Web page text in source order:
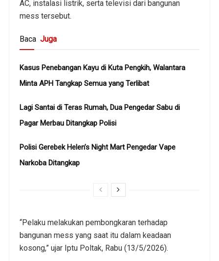
AC, instalasi listrik, serta televisi dari bangunan
mess tersebut.
Baca Juga
Kasus Penebangan Kayu di Kuta Pengkih, Walantara
Minta APH Tangkap Semua yang Terlibat
Lagi Santai di Teras Rumah, Dua Pengedar Sabu di
Pagar Merbau Ditangkap Polisi
Polisi Gerebek Helen’s Night Mart Pengedar Vape
Narkoba Ditangkap
“Pelaku melakukan pembongkaran terhadap
bangunan mess yang saat itu dalam keadaan
kosong,” ujar Iptu Poltak, Rabu (13/5/2026).